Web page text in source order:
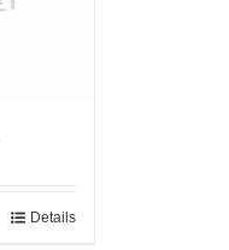
Details